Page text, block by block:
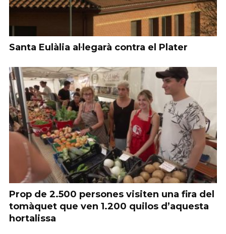
Santa Eulàlia al·legarà contra el Plater
Prop de 2.500 persones visiten una fira del
tomàquet que ven 1.200 quilos d’aquesta
hortalissa